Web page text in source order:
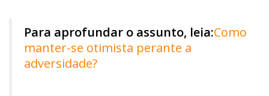
Para aprofundar o assunto, leia:Como
manter-se otimista perante a
adversidade?